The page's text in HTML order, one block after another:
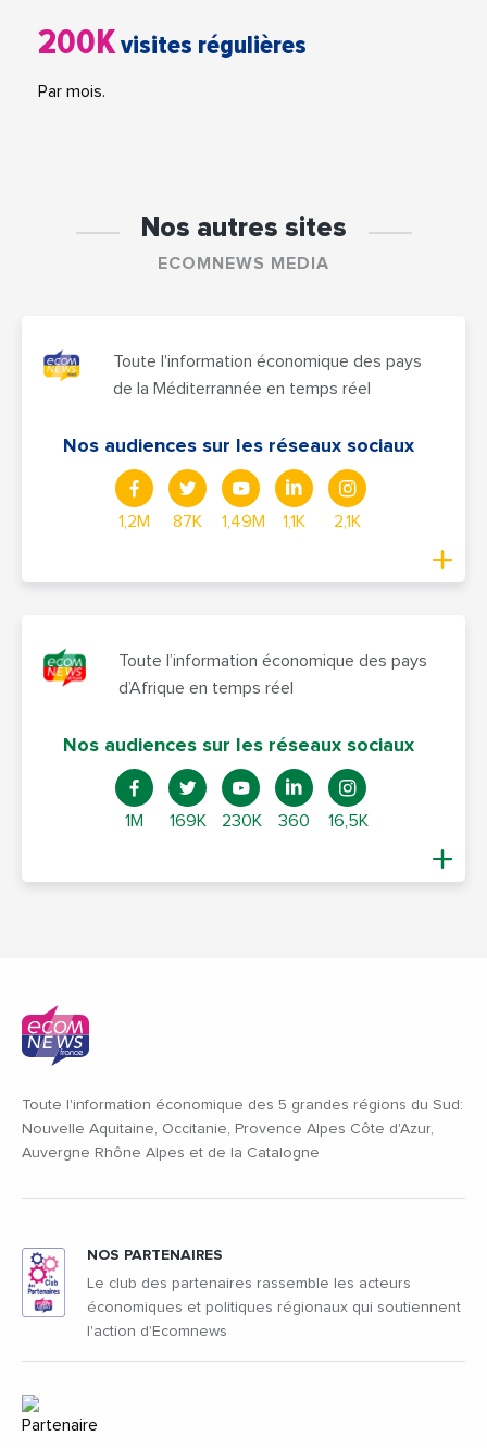
200Kvisites régulières
Par mois.
Nos autres sites
ECOMNEWS MEDIA
Toute l'information économique des pays
de la Méditerrannée en temps réel
Nos audiences sur les réseaux sociaux
1,2M 87K 1,49M 1,1K 2,1K
Toute l’information économique des pays
d’Afrique en temps réel
Nos audiences sur les réseaux sociaux
1M 169K 230K 360 16,5K
Toute l'information économique des 5 grandes régions du Sud:
Nouvelle Aquitaine, Occitanie, Provence Alpes Côte d'Azur,
Auvergne Rhône Alpes et de la Catalogne
NOS PARTENAIRES
Le club des partenaires rassemble les acteurs
économiques et politiques régionaux qui soutiennent
l'action d'Ecomnews